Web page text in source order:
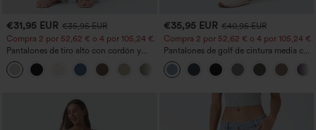
€31,95 EUR €35,95 EUR
Compra 2 por 52,62 € o 4 por 105,24 €.
Pantalones de tiro alto con cordón y
bolsillos, pernera ancha, holgados y de
estilo casual con tacto de lino.
+15
€35,95 EUR €40,95 EUR
Compra 2 por 52,62 € o 4 por 105,24 €.
Pantalones de golf de cintura media con
cordón, dobladillo curvo, secado rápido,
de corte cónico y con bolsillos - UPF40+